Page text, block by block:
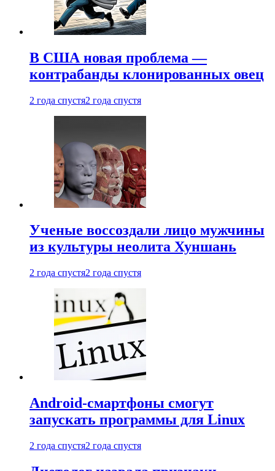
В США новая проблема —
контрабанды клонированных овец
2 года спустя2 года спустя
Ученые воссоздали лицо мужчины
из культуры неолита Хуншань
2 года спустя2 года спустя
Android-смартфоны смогут
запускать программы для Linux
2 года спустя2 года спустя